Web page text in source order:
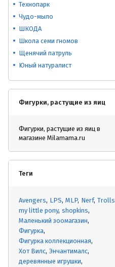
Технопарк
Чудо-мыло
ШКОДА
Школа семи гномов
Щенячий патруль
Юный натуралист
Фигурки, растущие из яиц
Фигурки, растущие из яиц в
магазине Milamama.ru
Теги
Avengers LPS MLP Nerf Trolls
my little pony shopkins
Маленький зоомагазин
Фигурка
Фигурка коллекционная
Хот Вилс Энчантималс
деревянные игрушки